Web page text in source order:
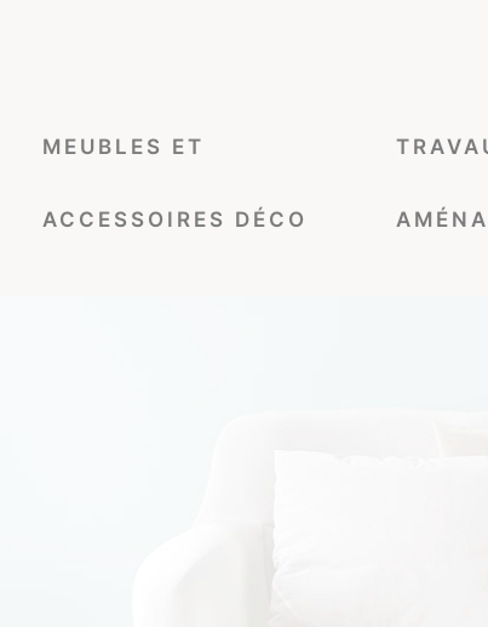
MEUBLES ET
ACCESSOIRES DÉCO